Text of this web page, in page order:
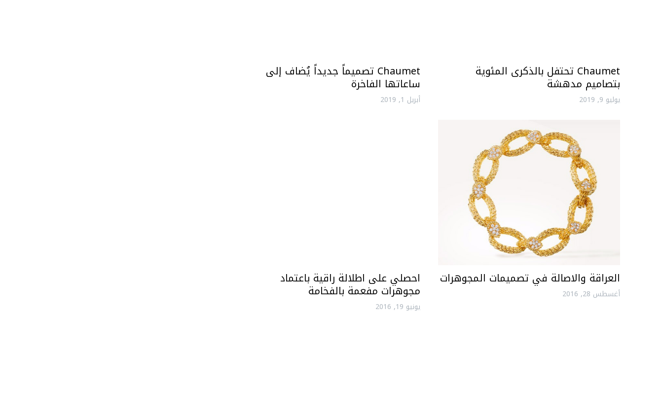
Chaumet تحتفل بالذكرى المئوية
بتصاميم مدهشة
يوليو 9, 2019
Chaumet تصميماً جديداً يُضاف إلى
ساعاتها الفاخرة
أبريل 1, 2019
العراقة والاصالة في تصميمات المجوهرات
أغسطس 28, 2016
احصلي على اطلالة راقية باعتماد
مجوهرات مفعمة بالفخامة
يونيو 19, 2016